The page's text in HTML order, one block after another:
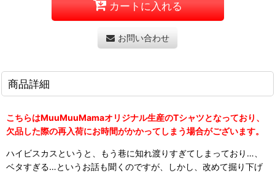
カートに入れる
お問い合わせ
商品詳細
こちらはMuuMuuMamaオリジナル生産のTシャツとなっており、
欠品した際の再入荷にお時間がかかってしまう場合がございます。
ハイビスカスというと、もう巷に知れ渡りすぎてしまっており…、
ベタすぎる…というお話も聞くのですが、しかし、改めて掘り下げ